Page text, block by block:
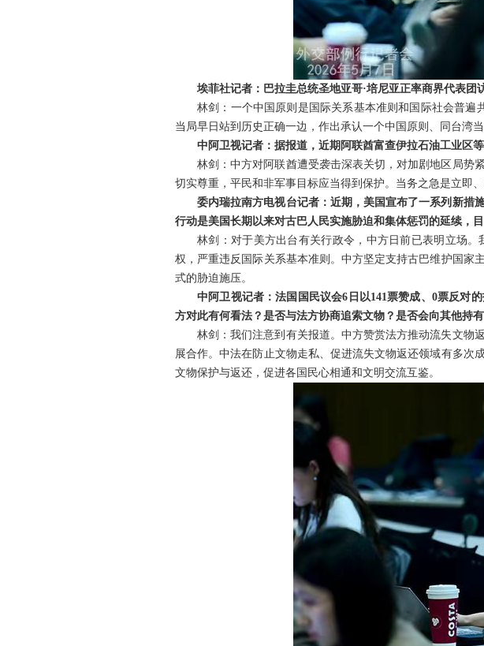
埃菲社记者：巴拉圭总统圣地亚哥·培尼亚正率商界代表
林剑：一个中国原则是国际关系基本准则和国际社会普遍
当局早日站到历史正确一边，作出承认一个中国原则、同台湾
中阿卫视记者：据报道，近期阿联酋富查伊拉石油工业区
林剑：中方对阿联酋遭受袭击深表关切，对加剧地区局势
切实尊重，平民和非军事目标应当得到保护。当务之急是立即
委内瑞拉南方电视台记者：近期，美国宣布了一系列新措
行动是美国长期以来对古巴人民实施胁迫和集体惩罚的延续，
林剑：对于美方出台有关行政令，中方日前已表明立场
权，严重违反国际关系基本准则。中方坚定支持古巴维护国家
式的胁迫施压。
中阿卫视记者：法国国民议会6日以141票赞成、0票反对
方对此有何看法？是否与法方协商追索文物？是否会向其他持
林剑：我们注意到有关报道。中方赞赏法方推动流失文物
展合作。中法在防止文物走私、促进流失文物返还领域有多次
文物保护与返还，促进各国民心相通和文明交流互鉴。